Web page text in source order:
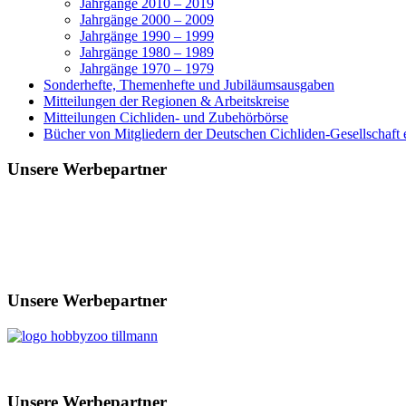
Jahrgänge 2010 – 2019
Jahrgänge 2000 – 2009
Jahrgänge 1990 – 1999
Jahrgänge 1980 – 1989
Jahrgänge 1970 – 1979
Sonderhefte, Themenhefte und Jubiläumsausgaben
Mitteilungen der Regionen & Arbeitskreise
Mitteilungen Cichliden- und Zubehörbörse
Bücher von Mitgliedern der Deutschen Cichliden-Gesellschaft
Unsere Werbepartner
Unsere Werbepartner
Unsere Werbepartner